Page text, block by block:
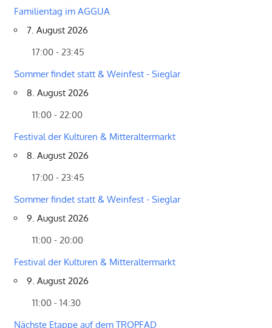
Familientag im AGGUA
7. August 2026
17:00 - 23:45
Sommer findet statt & Weinfest - Sieglar
8. August 2026
11:00 - 22:00
Festival der Kulturen & Mitteraltermarkt
8. August 2026
17:00 - 23:45
Sommer findet statt & Weinfest - Sieglar
9. August 2026
11:00 - 20:00
Festival der Kulturen & Mitteraltermarkt
9. August 2026
11:00 - 14:30
Nächste Etappe auf dem TROPFAD